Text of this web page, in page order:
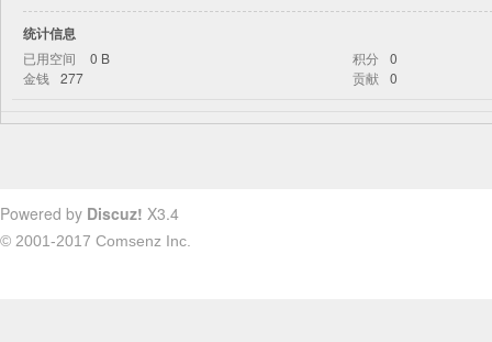
统计信息
已用空间 0 B 积分
0
金钱
277 贡献 0
Powered by Discuz! X3.4
© 2001-2017 Comsenz Inc.